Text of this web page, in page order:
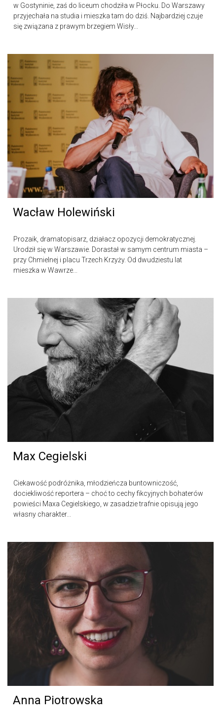
w Gostyninie, zaś do liceum chodziła w Płocku. Do Warszawy
przyjechała na studia i mieszka tam do dziś. Najbardziej czuje
się związana z prawym brzegiem Wisły...
Wacław Holewiński
Prozaik, dramatopisarz, działacz opozycji demokratycznej.
Urodził się w Warszawie. Dorastał w samym centrum miasta –
przy Chmielnej i placu Trzech Krzyży. Od dwudziestu lat
mieszka w Wawrze...
Max Cegielski
Ciekawość podróżnika, młodzieńcza buntowniczość,
dociekliwość reportera – choć to cechy fikcyjnych bohaterów
powieści Maxa Cegielskiego, w zasadzie trafnie opisują jego
własny charakter...
Anna Piotrowska